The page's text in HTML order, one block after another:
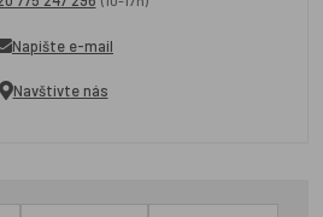
Napište e-mail
Navštivte nás